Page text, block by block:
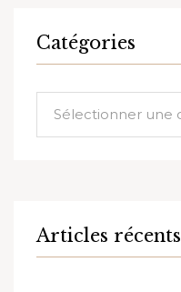
Catégories
Articles récents